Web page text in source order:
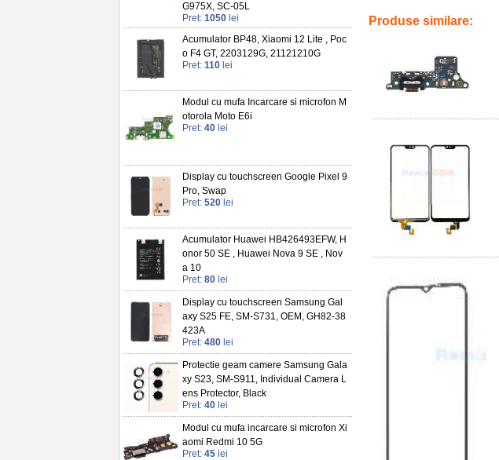
G975X, SC-05L
Pret: 1050 lei
Acumulator BP48, Xiaomi 12 Lite , Poc
o F4 GT, 2203129G, 21121210G
Pret: 110 lei
Modul cu mufa Incarcare si microfon M
otorola Moto E6i
Pret: 40 lei
Display cu touchscreen Google Pixel 9
Pro, Swap
Pret: 520 lei
Acumulator Huawei HB426493EFW, H
onor 50 SE , Huawei Nova 9 SE , Nov
a 10
Pret: 80 lei
Display cu touchscreen Samsung Gal
axy S25 FE, SM-S731, OEM, GH82-38
423A
Pret: 480 lei
Protectie geam camere Samsung Gala
xy S23, SM-S911, Individual Camera L
ens Protector, Black
Pret: 40 lei
Modul cu mufa incarcare si microfon Xi
aomi Redmi 10 5G
Pret: 45 lei
Produse similare: